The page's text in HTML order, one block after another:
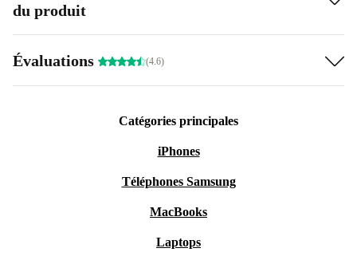
du produit
Évaluations (4.6)
Catégories principales
iPhones
Téléphones Samsung
MacBooks
Laptops